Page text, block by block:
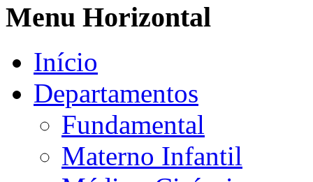
Menu Horizontal
Início
Departamentos
Fundamental
Materno Infantil